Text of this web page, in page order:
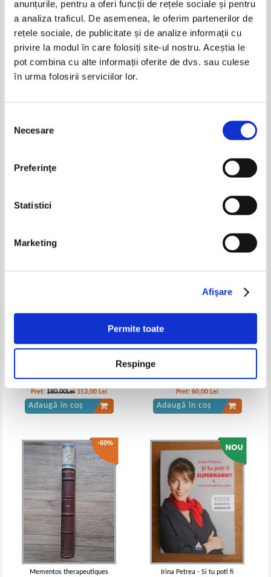
anunțurile, pentru a oferi funcții de rețele sociale și pentru
a analiza traficul. De asemenea, le oferim partenerilor de
rețele sociale, de publicitate și de analize informații cu
privire la modul în care folosiți site-ul nostru. Aceștia le
pot combina cu alte informații oferite de dvs. sau culese
în urma folosirii serviciilor lor.
consimțământului
Necesare
Preferinţe
Statistici
Marketing
Afişare
Permite toate
Respinge
Produse din aceeasi categorie
Alfred Adler - Psihologia
scolarului greu educabil
Adaugă în coș
-60%
John G. Hartung - Energy
psychology and EMDR.
Tehnici de inductie. Strategii
terapeutice
Pret:180,00Lei 153,00 Lei
Adaugă în coș
Defectologie si logopedie
Pret:60,00 Lei
Adaugă în coș
-60%
Mementos therapeutiques
Irina Petrea - Si tu poti fi